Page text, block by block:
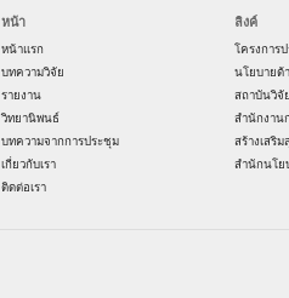
หน้า
หน้าแรก
บทความวิจัย
รายงาน
วิทยานิพนธ์
บทความจากการประชุม
เกี่ยวกับเรา
ติดต่อเรา
ลิงค์
โครงการ
นโยบายด้
สถาบันวิจั
สำนักงาน
สร้างเสริ
สำนักนโย